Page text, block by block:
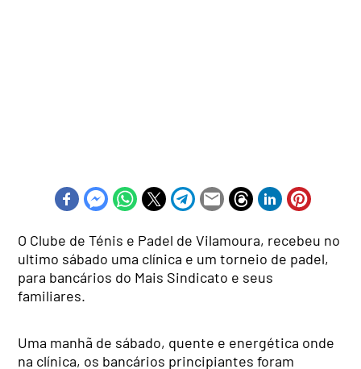
O Clube de Ténis e Padel de Vilamoura, recebeu no
ultimo sábado uma clínica e um torneio de padel,
para bancários do Mais Sindicato e seus
familiares.
Uma manhã de sábado, quente e energética onde
na clínica, os bancários principiantes foram